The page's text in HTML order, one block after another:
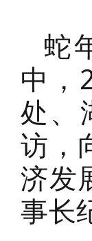
蛇
中，
处、
访，
济发
事长